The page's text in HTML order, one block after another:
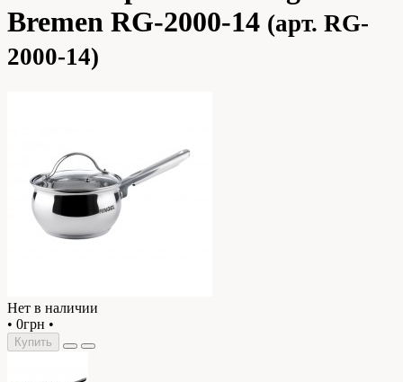
Bremen RG-2000-14 (арт. RG-
2000-14)
Нет в наличии
• 0грн •
Купить